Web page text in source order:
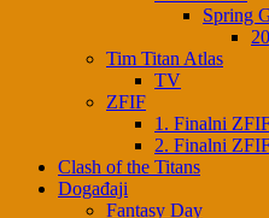
Spring
Tim Titan Atlas
TV
ZFIF
1. Finalni
2. Finalni
Clash of the Titans
Događaji
Fantasy Day